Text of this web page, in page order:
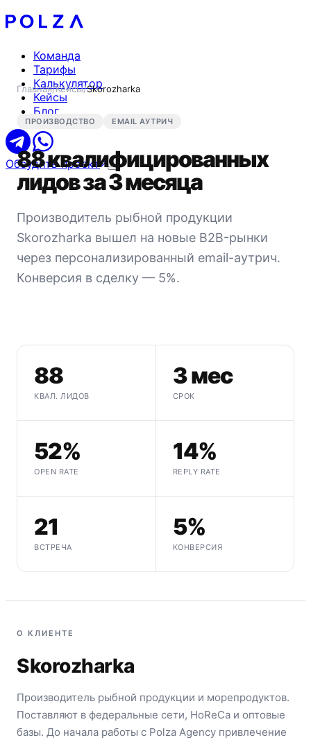
Команда
Тарифы
Калькулятор
Кейсы
Блог
Обсудить проект
Главная/Кейсы/Skorozharka
ПРОИЗВОДСТВО EMAIL АУТРИЧ
88 квалифицированных
лидов за 3 месяца
Производитель рыбной продукции
Skorozharka вышел на новые B2B-рынки
через персонализированный email-аутрич.
Конверсия в сделку — 5%.
88
КВАЛ. ЛИДОВ
3 мес
СРОК
52%
OPEN RATE
14%
REPLY RATE
21
ВСТРЕЧА
5%
КОНВЕРСИЯ
О КЛИЕНТЕ
Skorozharka
Производитель рыбной продукции и морепродуктов.
Поставляют в федеральные сети, HoReCa и оптовые
базы. До начала работы с Polza Agency привлечение